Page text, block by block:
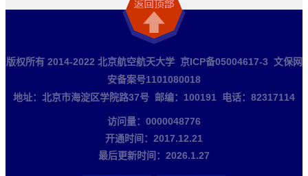
版权所有 2014-2022 北京航空航天大学 京ICP备05004617-3 文保网
安备案号1101080018
地址：北京市海淀区学院路37号 邮编：100191 电话：82317114
访问量： 0000048776
开通时间： 2017.12.21
最后更新时间： 2026.1.27